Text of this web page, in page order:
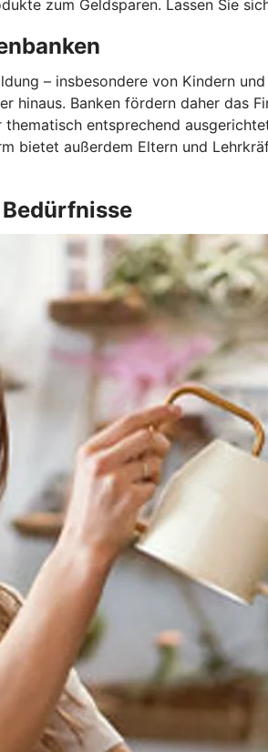
zum Geldsparen. Lassen Sie
– insbesondere von Kindern
hinaus. Banken fördern daher das
entsprechend
bietet außerdem Eltern und